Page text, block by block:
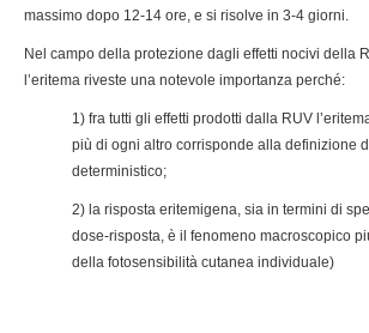
massimo dopo 12-14 ore, e si risolve in 3-4 giorni.
Nel campo della protezione dagli effetti nocivi della
l’eritema riveste una notevole importanza perché:
1) fra tutti gli effetti prodotti dalla RUV
più di ogni altro corrisponde alla definizione
deterministico;
2) la risposta eritemigena, sia in termini di
dose-risposta, è il fenomeno macroscopico
della fotosensibilità cutanea individuale)